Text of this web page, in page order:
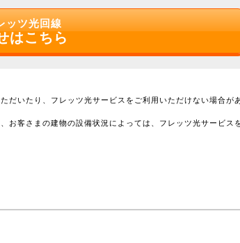
ッツ光回線
はこちら
いたり、フレッツ光サービスをご利用いただけない場合が
客さまの建物の設備状況によっては、フレッツ光サービス